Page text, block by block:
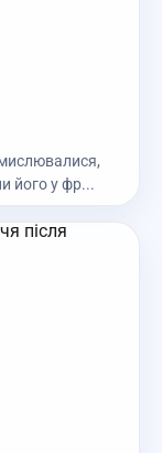
його у фр...